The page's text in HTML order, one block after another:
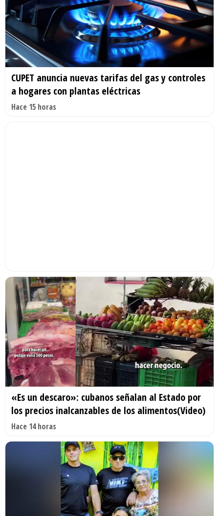
CUPET anuncia nuevas tarifas del gas y controles
a hogares con plantas eléctricas
Hace 15 horas
«Es un descaro»: cubanos señalan al Estado por
los precios inalcanzables de los alimentos(Video)
Hace 14 horas